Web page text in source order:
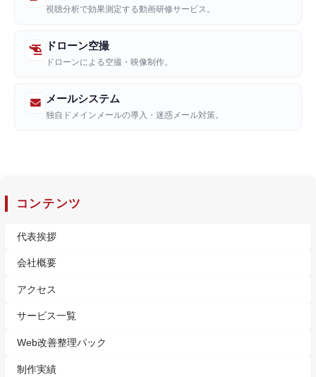
視聴分析で効果測定する動画研修サービス。
ドローン空撮
ドローンによる空撮・映像制作。
メールシステム
独自ドメインメールの導入・迷惑メール対策。
コンテンツ
代表挨拶
会社概要
アクセス
サービス一覧
Web改善整理パック
制作実績